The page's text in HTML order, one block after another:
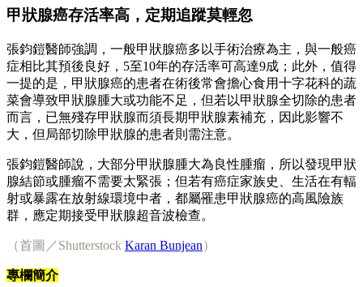
甲狀腺癌存活率高，定期追蹤莫輕忽
張鈞鎧醫師強調，一般甲狀腺癌多以手術治療為主，與一般癌
症相比其預後良好，5至10年的存活率可高達9成；此外，值得
一提的是，甲狀腺癌的患者在術後常會擔心食用十字花科的蔬
菜會導致甲狀腺腫大或功能不足，但若以甲狀腺全切除的患者
而言，已無殘存甲狀腺而須長期甲狀腺素補充，因此影響不
大，但局部切除甲狀腺的患者則需注意。
張鈞鎧醫師說，大部分甲狀腺腫大為良性腫瘤，所以發現甲狀
腺結節或腫瘤不需要太緊張；但若有癌症家族史、生活在有輻
射或暴露在放射線環境中者，都屬罹患甲狀腺癌的高風險族
群，應定期接受甲狀腺超音波檢查。
（首圖／Shutterstock Karan Bunjean）
專欄簡介